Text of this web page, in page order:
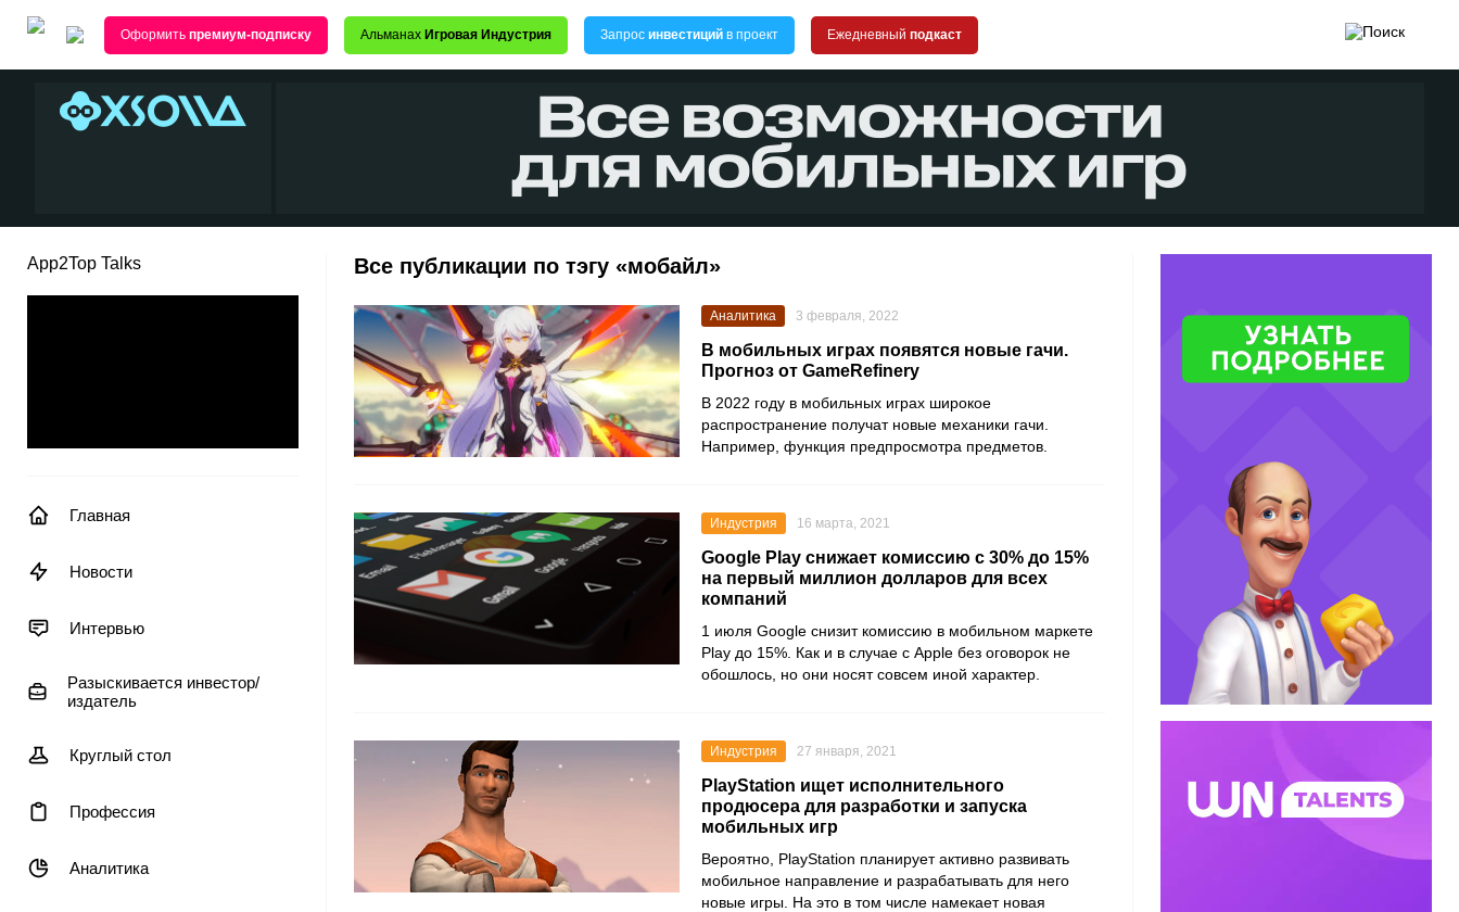
Оформить премиум-подписку Альманах Игровая Индустрия Запрос инвестиций в проект Ежедневный подкаст
App2Top Talks
Главная
Новости
Интервью
Разыскивается инвестор/
издатель
Круглый стол
Профессия
Аналитика
Все публикации по тэгу «мобайл»
Аналитика 3 февраля, 2022
В мобильных играх появятся новые гачи.
Прогноз от GameRefinery
В 2022 году в мобильных играх широкое
распространение получат новые механики гачи.
Например, функция предпросмотра предметов.
Индустрия 16 марта, 2021
Google Play снижает комиссию с 30% до 15%
на первый миллион долларов для всех
компаний
1 июля Google снизит комиссию в мобильном маркете
Play до 15%. Как и в случае с Apple без оговорок не
обошлось, но они носят совсем иной характер.
Индустрия 27 января, 2021
PlayStation ищет исполнительного
продюсера для разработки и запуска
мобильных игр
Вероятно, PlayStation планирует активно развивать
мобильное направление и разрабатывать для него
новые игры. На это в том числе намекает новая